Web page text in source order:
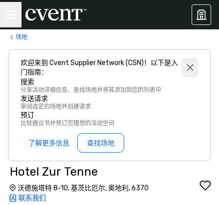
场地
欢迎来到 Cvent Supplier Network (CSN)！以下是入
门指南：
搜索
分享活动详细信息、查找场地并将其添加到您的列表中
发送请求
审阅选定的场地并创建请求
预订
比较建议书并预订您理想的活动空间
了解更多信息 查找场地
Hotel Zur Tenne
沃德施塔特 8-10, 基茨比厄尔, 奥地利, 6370
联系我们